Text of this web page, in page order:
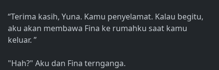
“Terima kasih, Yuna. Kamu penyelamat. Kalau begitu,
aku akan membawa Fina ke rumahku saat kamu
keluar. ”
"Hah?" Aku dan Fina ternganga.